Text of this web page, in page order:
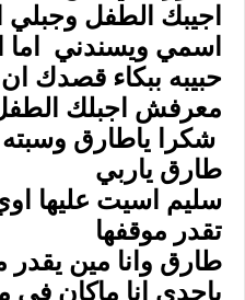
اجيبك الطفل وجبلي
اسمي ويسندني اما
حبيبه ببكاء قصدك
معرفش اجبلك
شكرا ياطارق
طارق ياربي
سليم اسيت عليها
تقدر موقفها
طارق وانا مين يقدر
ياجدي انا ماكان